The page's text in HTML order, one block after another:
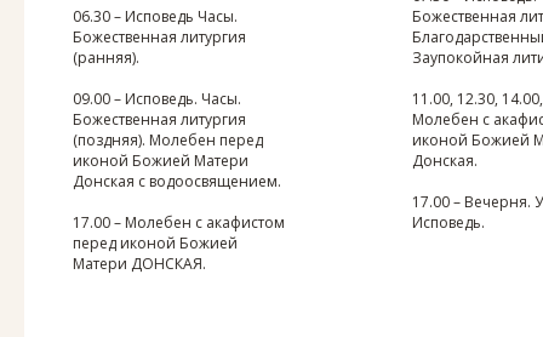
06.30 – Исповедь Часы.
Божественная литургия
(ранняя).
09.00 – Исповедь. Часы.
Божественная литургия
(поздняя). Молебен перед
иконой Божией Матери
Донская с водоосвящением.
17.00 – Молебен с акафистом
перед иконой Божией
Матери ДОНСКАЯ.
Божественная
Заупокойная
11.00, 12.30,
Молебен с
иконой Божией
Донская.
17.00 – Вечерня.
Исповедь.